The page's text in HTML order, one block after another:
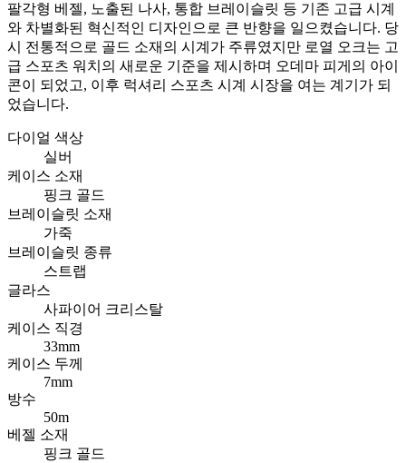
팔각형 베젤, 노출된 나사, 통합 브레이슬릿 등 기존 고급 시계
와 차별화된 혁신적인 디자인으로 큰 반향을 일으켰습니다. 당
시 전통적으로 골드 소재의 시계가 주류였지만 로열 오크는 고
급 스포츠 워치의 새로운 기준을 제시하며 오데마 피게의 아이
콘이 되었고, 이후 럭셔리 스포츠 시계 시장을 여는 계기가 되
었습니다.
다이얼 색상
실버
케이스 소재
핑크 골드
브레이슬릿 소재
가죽
브레이슬릿 종류
스트랩
글라스
사파이어 크리스탈
케이스 직경
33mm
케이스 두께
7mm
방수
50m
베젤 소재
핑크 골드